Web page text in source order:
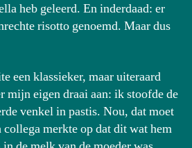
heb geleerd. En inderdaad: er
risotto genoemd. Maar dus
een klassieker, maar uiteraard
mijn eigen draai aan: ik stoofde de
venkel in pastis. Nou, dat moet
merkte op dat dit wat hem